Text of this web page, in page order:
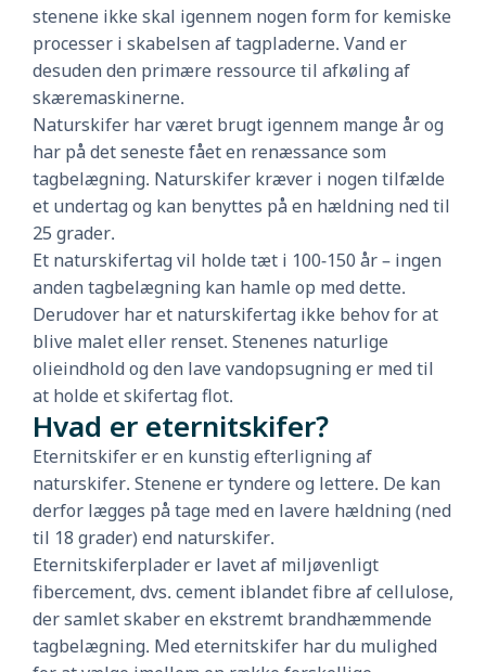
stenene ikke skal igennem nogen form for kemiske
processer i skabelsen af tagpladerne. Vand er
desuden den primære ressource til afkøling af
skæremaskinerne.
Naturskifer har været brugt igennem mange år og
har på det seneste fået en renæssance som
tagbelægning. Naturskifer kræver i nogen tilfælde
et undertag og kan benyttes på en hældning ned til
25 grader.
Et naturskifertag vil holde tæt i 100-150 år – ingen
anden tagbelægning kan hamle op med dette.
Derudover har et naturskifertag ikke behov for at
blive malet eller renset. Stenenes naturlige
olieindhold og den lave vandopsugning er med til
at holde et skifertag flot.
Hvad er eternitskifer?
Eternitskifer er en kunstig efterligning af
naturskifer. Stenene er tyndere og lettere. De kan
derfor lægges på tage med en lavere hældning (ned
til 18 grader) end naturskifer.
Eternitskiferplader er lavet af miljøvenligt
fibercement, dvs. cement iblandet fibre af cellulose,
der samlet skaber en ekstremt brandhæmmende
tagbelægning. Med eternitskifer har du mulighed